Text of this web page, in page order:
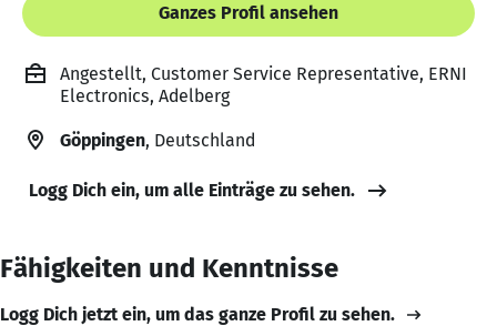
Ganzes Profil ansehen
Angestellt, Customer Service Representative, ERNI
Electronics, Adelberg
Göppingen, Deutschland
Logg Dich ein, um alle Einträge zu sehen.
Fähigkeiten und Kenntnisse
Logg Dich jetzt ein, um das ganze Profil zu sehen.